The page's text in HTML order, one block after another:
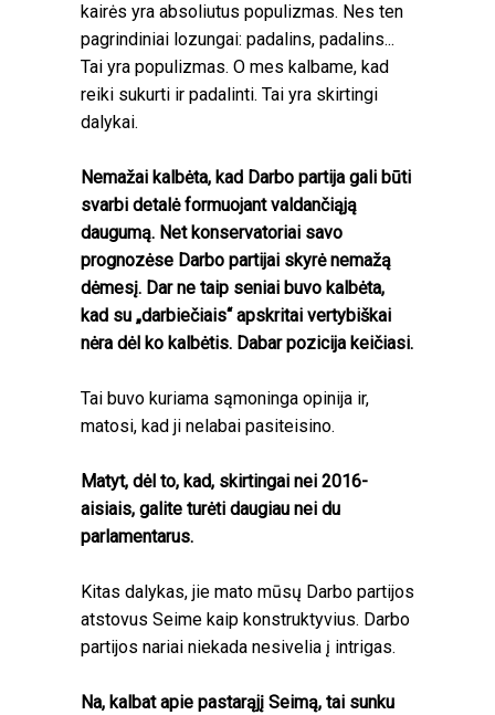
kairės yra absoliutus populizmas. Nes ten
pagrindiniai lozungai: padalins, padalins...
Tai yra populizmas. O mes kalbame, kad
reiki sukurti ir padalinti. Tai yra skirtingi
dalykai.
Nemažai kalbėta, kad Darbo partija gali būti
svarbi detalė formuojant valdančiąją
daugumą. Net konservatoriai savo
prognozėse Darbo partijai skyrė nemažą
dėmesį. Dar ne taip seniai buvo kalbėta,
kad su „darbiečiais“ apskritai vertybiškai
nėra dėl ko kalbėtis. Dabar pozicija keičiasi.
Tai buvo kuriama sąmoninga opinija ir,
matosi, kad ji nelabai pasiteisino.
Matyt, dėl to, kad, skirtingai nei 2016-
aisiais, galite turėti daugiau nei du
parlamentarus.
Kitas dalykas, jie mato mūsų Darbo partijos
atstovus Seime kaip konstruktyvius. Darbo
partijos nariai niekada nesivelia į intrigas.
Na, kalbat apie pastarąjį Seimą, tai sunku